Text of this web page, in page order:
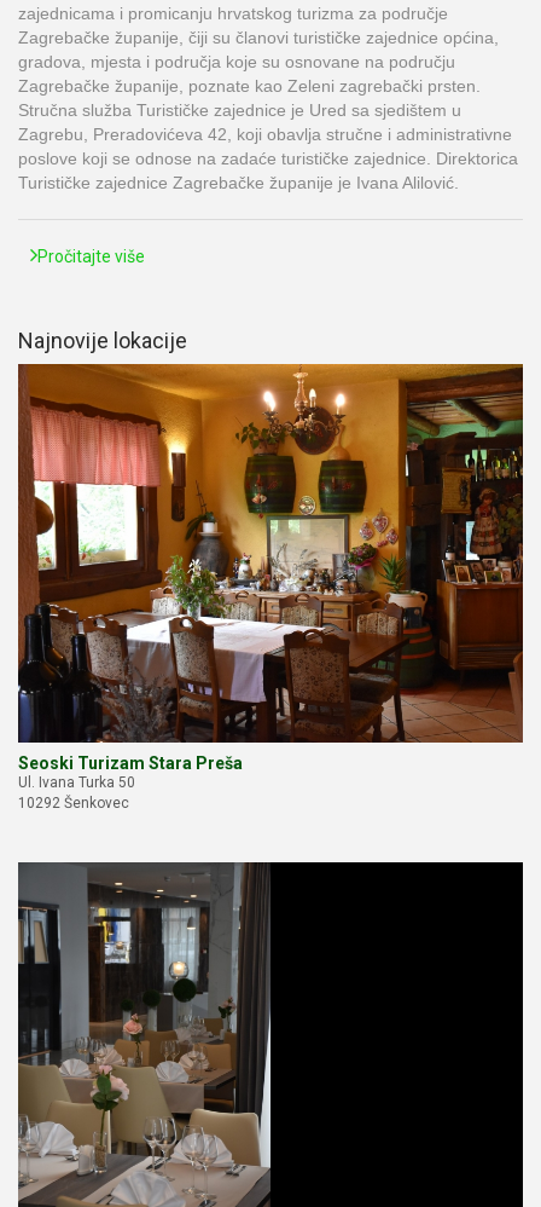
zajednicama i promicanju hrvatskog turizma za područje
Zagrebačke županije, čiji su članovi turističke zajednice općina,
gradova, mjesta i područja koje su osnovane na području
Zagrebačke županije, poznate kao Zeleni zagrebački prsten.
Stručna služba Turističke zajednice je Ured sa sjedištem u
Zagrebu, Preradovićeva 42, koji obavlja stručne i administrativne
poslove koji se odnose na zadaće turističke zajednice. Direktorica
Turističke zajednice Zagrebačke županije je Ivana Alilović.
Pročitajte više
Najnovije lokacije
Seoski Turizam Stara Preša
Ul. Ivana Turka 50
10292 Šenkovec